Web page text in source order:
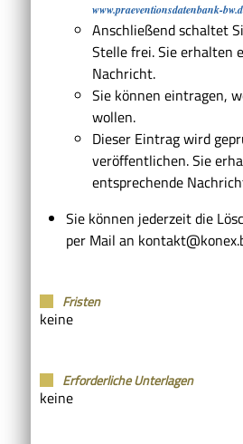
www.praeventionsdatenbank-
Anschließend schaltet
Stelle frei. Sie erhalten
Nachricht.
Sie können eintragen,
wollen.
Dieser Eintrag wird
veröffentlichen. Sie
entsprechende
Sie können jederzeit die
per Mail an
Fristen
keine
Erforderliche Unterlagen
keine